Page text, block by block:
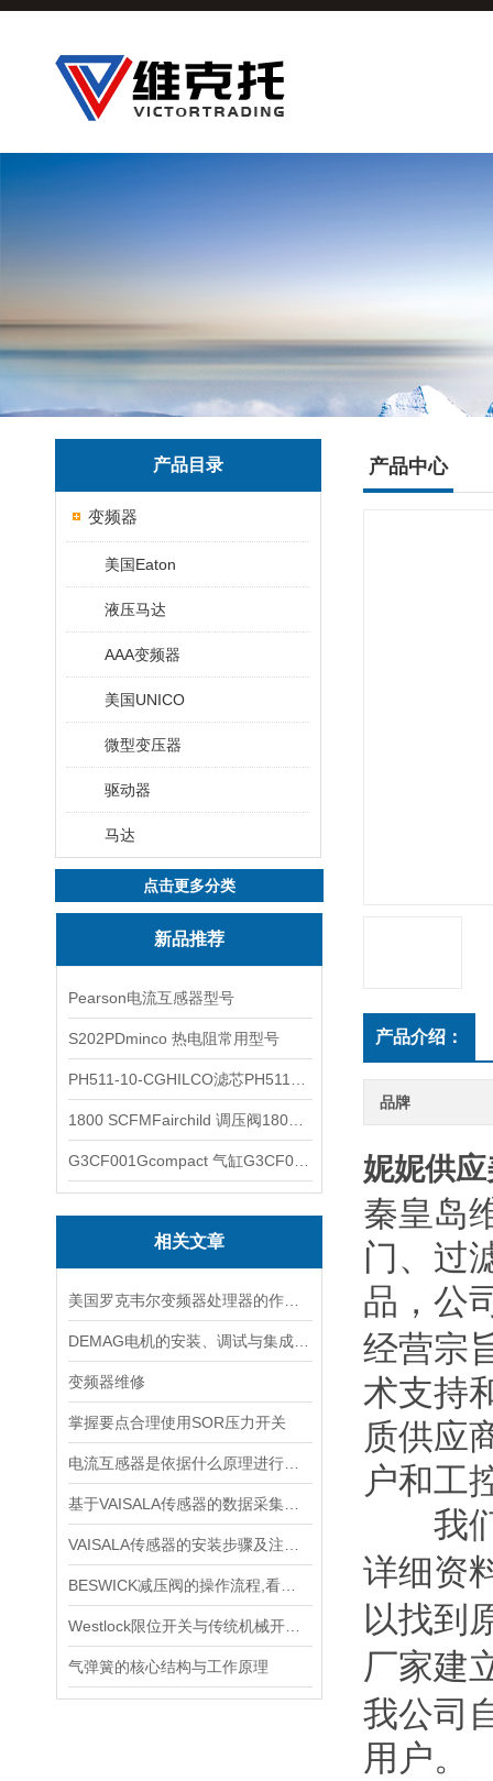
产品目录
变频器
美国Eaton
液压马达
AAA变频器
美国UNICO
微型变压器
驱动器
马达
点击更多分类
新品推荐
Pearson电流互感器型号
S202PDminco 热电阻常用型号
相关文章
变频器维修
掌握要点合理使用SOR压力开关
气弹簧的核心结构与工作原理
产品中心
产品介绍：
品牌
妮妮供
秦皇岛
门、过
品，公
经营宗
术支持
质供应
户和工
我们
详细资
以找到
厂家建
我公司
用户。